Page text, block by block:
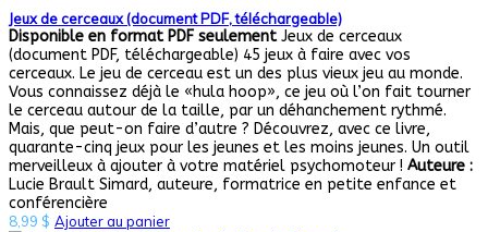
Jeux de cerceaux (document PDF, téléchargeable)
Disponible en format PDF seulementJeux de cerceaux
(document PDF, téléchargeable) 45 jeux à faire avec vos
cerceaux. Le jeu de cerceau est un des plus vieux jeu au monde.
Vous connaissez déjà le «hula hoop», ce jeu où l’on fait tourner
le cerceau autour de la taille, par un déhanchement rythmé.
Mais, que peut-on faire d’autre ? Découvrez, avec ce livre,
quarante-cinq jeux pour les jeunes et les moins jeunes. Un outil
merveilleux à ajouter à votre matériel psychomoteur ! Auteure :
Lucie Brault Simard, auteure, formatrice en petite enfance et
conférencière
8,99 $ Ajouter au panier